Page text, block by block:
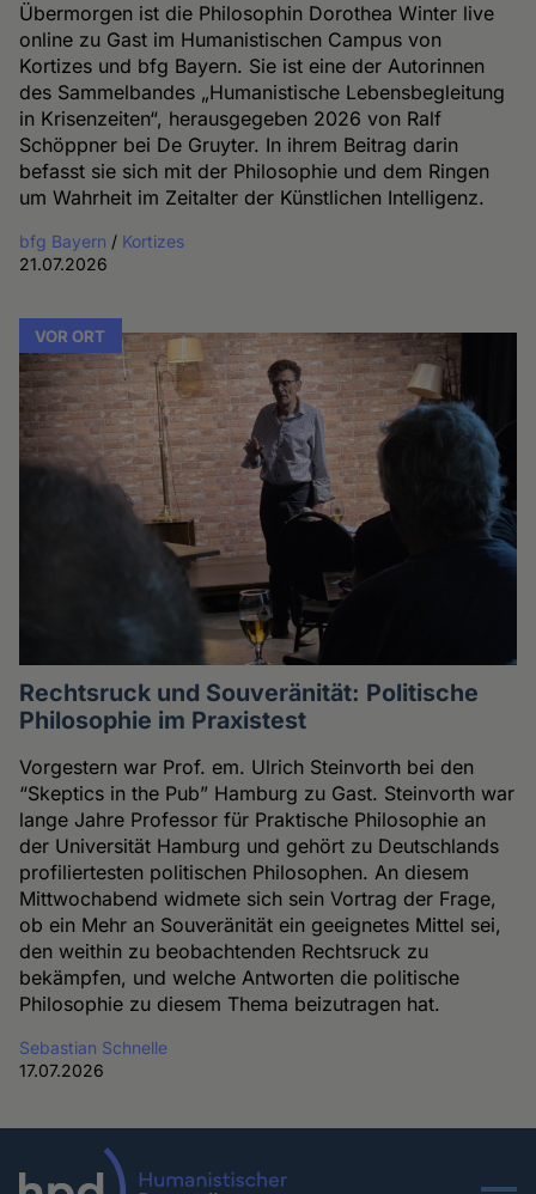
Übermorgen ist die Philosophin Dorothea Winter live
online zu Gast im Humanistischen Campus von
Kortizes und bfg Bayern. Sie ist eine der Autorinnen
des Sammelbandes „Humanistische Lebensbegleitung
in Krisenzeiten“, herausgegeben 2026 von Ralf
Schöppner bei De Gruyter. In ihrem Beitrag darin
befasst sie sich mit der Philosophie und dem Ringen
um Wahrheit im Zeitalter der Künstlichen Intelligenz.
bfg Bayern / Kortizes
21.07.2026
VOR ORT
Rechtsruck und Souveränität: Politische
Philosophie im Praxistest
Vorgestern war Prof. em. Ulrich Steinvorth bei den
“Skeptics in the Pub” Hamburg zu Gast. Steinvorth war
lange Jahre Professor für Praktische Philosophie an
der Universität Hamburg und gehört zu Deutschlands
profiliertesten politischen Philosophen. An diesem
Mittwochabend widmete sich sein Vortrag der Frage,
ob ein Mehr an Souveränität ein geeignetes Mittel sei,
den weithin zu beobachtenden Rechtsruck zu
bekämpfen, und welche Antworten die politische
Philosophie zu diesem Thema beizutragen hat.
Sebastian Schnelle
17.07.2026